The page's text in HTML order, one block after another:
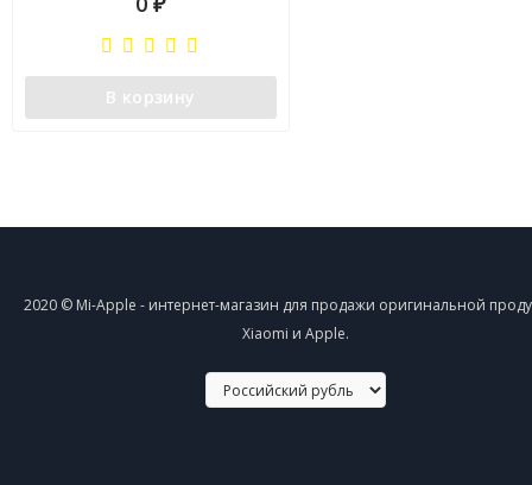
₽
В корзину
2020 © Mi-Apple - интернет-магазин для продажи оригинальной
Xiaomi и Apple.